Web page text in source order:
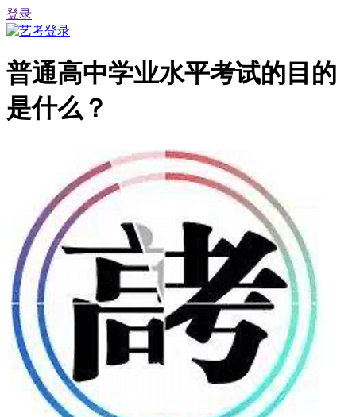
登录
普通高中学业水平考试的目的
是什么？